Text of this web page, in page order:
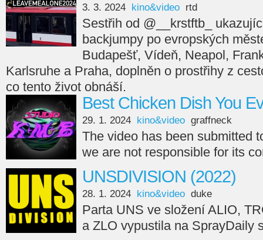
3. 3. 2024 kino&video rtd
Sestřih od @__krstftb_
backjumpy po evropských
Budapešť, Vídeň, Neapol,
Karlsruhe a Praha, doplněn o prostřihy z
co tento život obnáší.
Best Chicken Dish You
29. 1. 2024 kino&video graffneck
The video has been submitted
we are not responsible for its
UNSDIVISION (2022)
28. 1. 2024 kino&video duke
Parta UNS ve složení ALIO,
a ZLO vypustila na SprayDaily